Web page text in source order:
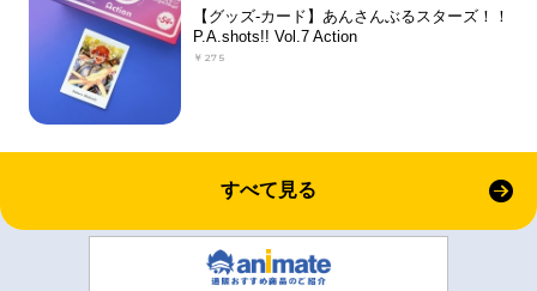
【グッズ-カード】あんさんぶるスターズ！！
P.A.shots!! Vol.7 Action
￥275
すべて見る